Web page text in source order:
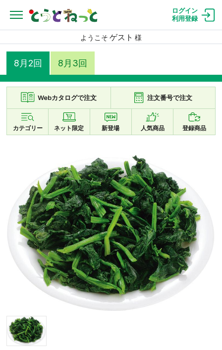
ログイン
利用登録
ようこそ ゲスト 様
8月2回 8月3回
Webカタログで注文 注文番号で注文
カテゴリー ネット限定 新登場 人気商品 登録商品